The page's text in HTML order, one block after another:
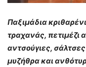
Παξιμάδια
τραχανάς, πετιμέζι
αντσούγιες,
μυζήθρα και